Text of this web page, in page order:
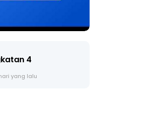
🔴 [LIVE] PRINSIP